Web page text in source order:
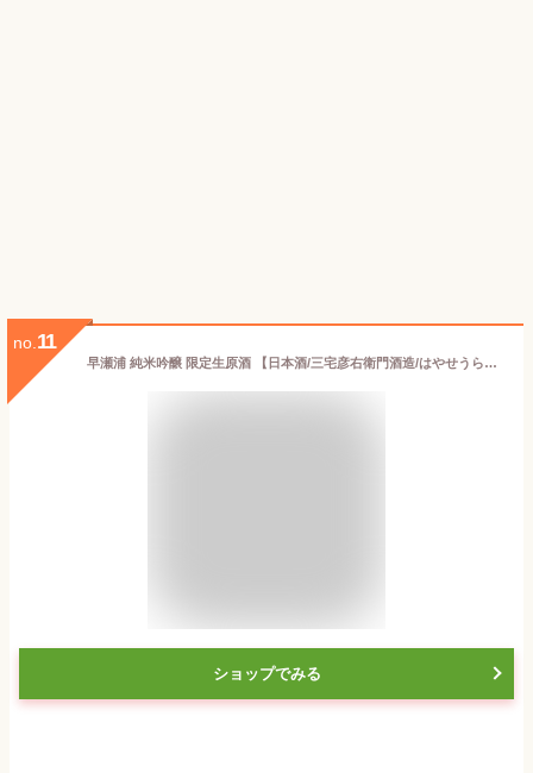
no. 11
早瀬浦 純米吟醸 限定生原酒 【日本酒/三宅彦右衛門酒造/はやせうら】【要冷蔵/クール便】
ショップでみる